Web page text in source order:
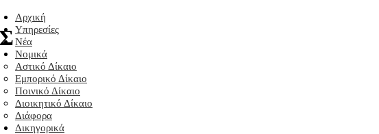
Αρχική
Υπηρεσίες
Νέα
Νομικά
Αστικό Δίκαιο
Εμπορικό Δίκαιο
Ποινικό Δίκαιο
Διοικητικό Δίκαιο
Διάφορα
Δικηγορικά